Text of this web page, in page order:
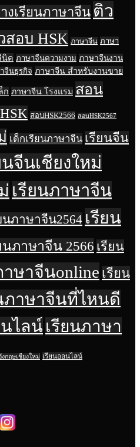
งเรียนภาษาจีน ติว
สอบ HSK ภาษาจีน ภาษา
นิค ภาษาจีนความงาม ภาษาจีนงาน
จีนธุรกิจ ภาษาจีน สำหรับงานขาย
ก ภาษาจีน โรงแรม สอน
สอบHSK2566 สอบHSK2567
เด็กเรียนภาษาจีน เรียนจีน
นจีนเชียงใหม่
เรียนภาษาจีน
นภาษาจีน2564 เรียน
นภาษาจีน 2566 เรียน
าษาจีนonline เรียน
ภาษาจีนที่ไหนดี
ไลน์ เรียนภาษา
กฤษเชียงใหม่ เรียนออนไลน์